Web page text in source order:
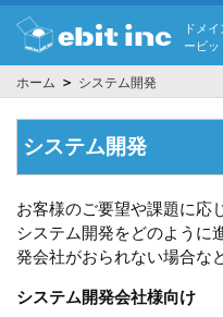
ドメ
ービッ
ホーム ＞ システム開発
システム開発
お客様のご要望や課題に応
システム開発をどのように
発会社がおられない場合な
システム開発会社様向け